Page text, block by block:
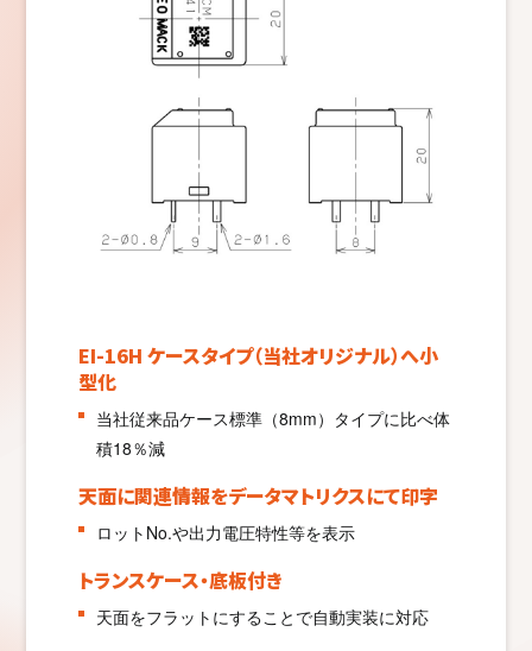
EI-16H ケースタイプ（当社オリジナル）へ小
型化
当社従来品ケース標準（8mm）タイプに比べ体
積18％減
天面に関連情報をデータマトリクスにて印字
ロットNo.や出力電圧特性等を表示
トランスケース・底板付き
天面をフラットにすることで自動実装に対応